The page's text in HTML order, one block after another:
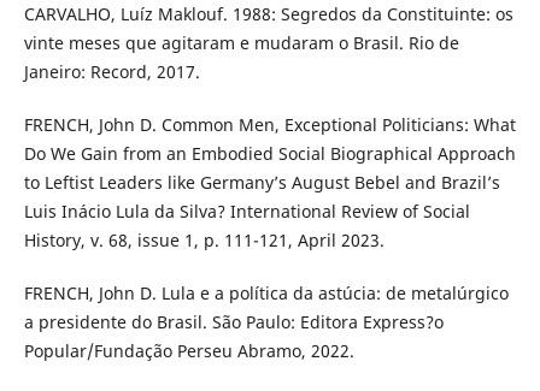
CARVALHO, Luíz Maklouf. 1988: Segredos da Constituinte: os
vinte meses que agitaram e mudaram o Brasil. Rio de
Janeiro: Record, 2017.
FRENCH, John D. Common Men, Exceptional Politicians: What
Do We Gain from an Embodied Social Biographical Approach
to Leftist Leaders like Germany’s August Bebel and Brazil’s
Luis Inácio Lula da Silva? International Review of Social
History, v. 68, issue 1, p. 111-121, April 2023.
FRENCH, John D. Lula e a política da astúcia: de metalúrgico
a presidente do Brasil. São Paulo: Editora Express?o
Popular/Fundação Perseu Abramo, 2022.